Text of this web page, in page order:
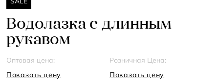
Водолазка с длинным
рукавом
Оптовая цена:
Показать цену
Розничная Цена:
Показать цену